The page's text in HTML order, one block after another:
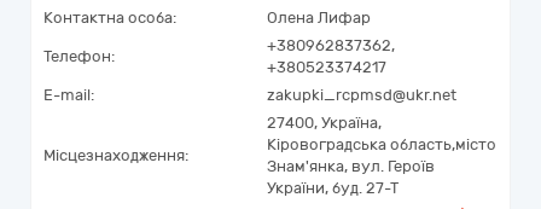
Контактна особа:
Олена Лифар
Телефон:
+380962837362,
+380523374217
E-mail:
zakupki_rcpmsd@ukr.net
Місцезнаходження:
27400, Україна,
Кіровоградська область,місто
Знам'янка, вул. Героїв
України, буд. 27-Т